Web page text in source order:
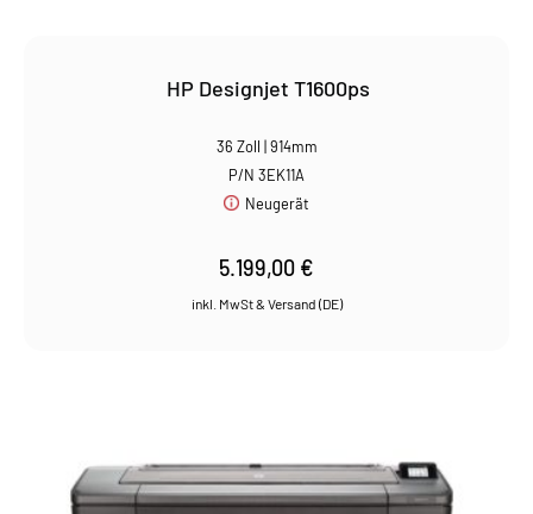
HP Designjet T1600ps
36 Zoll | 914mm
P/N 3EK11A
Neugerät
5.199,00 €